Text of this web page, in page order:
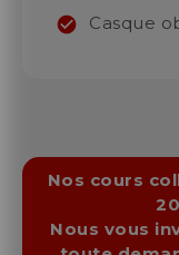
Freeski
Casque
Nos cours
Nous vous